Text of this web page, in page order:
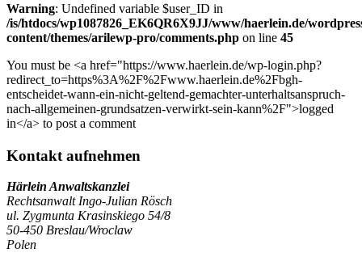
Warning: Undefined variable $user_ID in
/is/htdocs/wp1087826_EK6QR6X9JJ/www/haerlein.de/
content/themes/arilewp-pro/comments.php on line 45
You must be <a href="https://www.haerlein.de/wp-login.php?
redirect_to=https%3A%2F%2Fwww.haerlein.de%2Fbgh-
entscheidet-wann-ein-nicht-geltend-gemachter-unterhaltsanspruch-
nach-allgemeinen-grundsatzen-verwirkt-sein-kann%2F">logged
in</a> to post a comment
Kontakt aufnehmen
Härlein Anwaltskanzlei
Rechtsanwalt Ingo-Julian Rösch
ul. Zygmunta Krasinskiego 54/8
50-450 Breslau/Wroclaw
Polen